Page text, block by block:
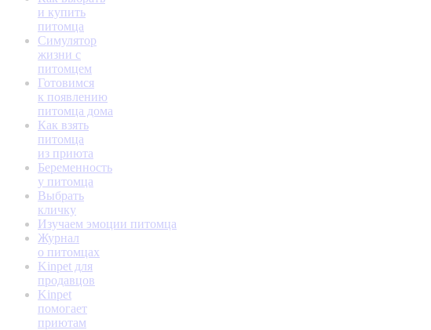
и купить
питомца
Симулятор
жизни с
питомцем
Готовимся
к появлению
питомца дома
Как взять
питомца
из приюта
Беременность
у питомца
Выбрать
кличку
Изучаем эмоции питомца
Журнал
о питомцах
Kinpet для
продавцов
Kinpet
помогает
приютам